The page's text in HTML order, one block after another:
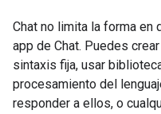
Chat no limita la forma en
app de Chat. Puedes
sintaxis fija, usar
procesamiento del
responder a ellos, o